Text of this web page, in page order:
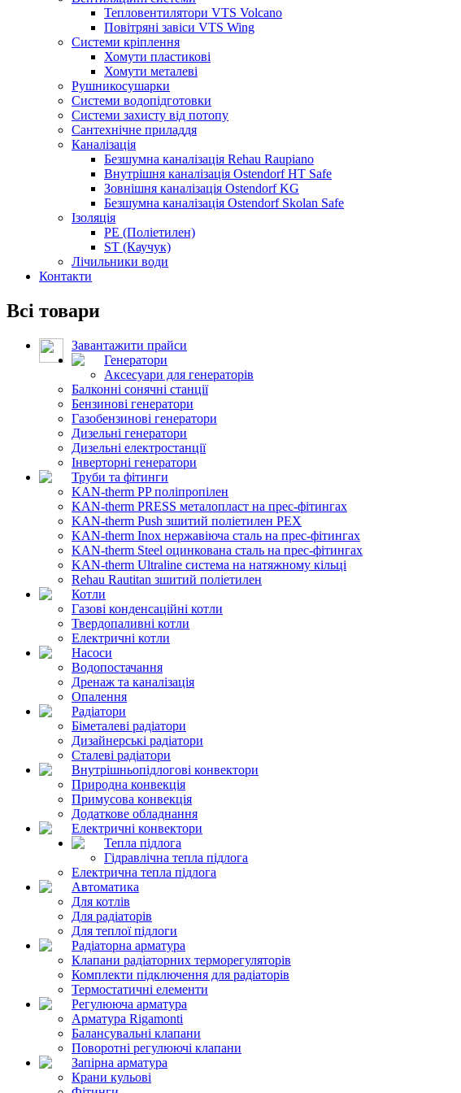
Тепловентилятори VTS Volcano
Повітряні завіси VTS Wing
Системи кріплення
Хомути пластикові
Хомути металеві
Рушникосушарки
Системи водопідготовки
Системи захисту від потопу
Сантехнічне приладдя
Каналізація
Безшумна каналізація Rehau Raupiano
Внутрішня каналізація Ostendorf HT Safe
Зовнішня каналізація Ostendorf KG
Безшумна каналізація Ostendorf Skolan Safe
Ізоляція
PE (Поліетилен)
ST (Каучук)
Лічильники води
Контакти
Всі товари
Завантажити прайси
Генератори
Аксесуари для генераторів
Балконні сонячні станції
Бензинові генератори
Газобензинові генератори
Дизельні генератори
Дизельні електростанції
Інверторні генератори
Труби та фітинги
KAN-therm PP поліпропілен
KAN-therm PRESS металопласт на прес-фітингах
KAN-therm Push зшитий поліетилен PEX
KAN-therm Inox нержавіюча сталь на прес-фітингах
KAN-therm Steel оцинкована сталь на прес-фітингах
KAN-therm Ultraline система на натяжному кільці
Rehau Rautitan зшитий поліетилен
Котли
Газові конденсаційні котли
Твердопаливні котли
Електричні котли
Насоси
Водопостачання
Дренаж та каналізація
Опалення
Радіатори
Біметалеві радіатори
Дизайнерські радіатори
Сталеві радіатори
Внутрішньопідлогові конвектори
Природна конвекція
Примусова конвекція
Додаткове обладнання
Електричні конвектори
Тепла підлога
Гідравлічна тепла підлога
Електрична тепла підлога
Автоматика
Для котлів
Для радіаторів
Для теплої підлоги
Радіаторна арматура
Клапани радіаторних терморегуляторів
Комплекти підключення для радіаторів
Термостатичні елементи
Регулююча арматура
Арматура Rigamonti
Балансувальні клапани
Поворотні регулюючі клапани
Запірна арматура
Крани кульові